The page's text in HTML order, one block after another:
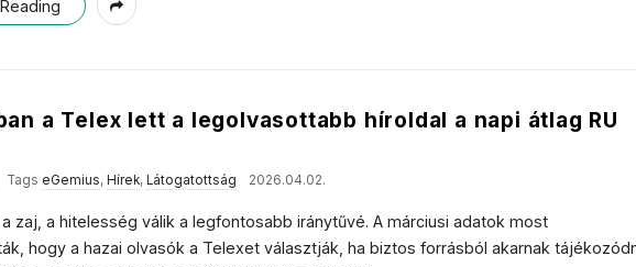
s
a Telex lett a legolvasottabb híroldal a napi átlag RU
Tags eGemius, Hírek, Látogatottság 2026.04.02.
zaj, a hitelesség válik a legfontosabb iránytűvé. A márciusi adatok most
hogy a hazai olvasók a Telexet választják, ha biztos forrásból akarnak